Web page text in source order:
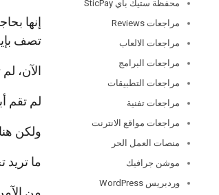
إنها
تصف
الآن،
لم تقم
ولكن
ما تريد
محفظة ستيك باي SticPay
مراجعات Reviews
مراجعات الالعاب
مراجعات البرامج
مراجعات التطبيقات
مراجعات تفنية
مراجعات مواقع الانترنت
منصات العمل الحر
موشن جرافيك
وردبريس WordPress